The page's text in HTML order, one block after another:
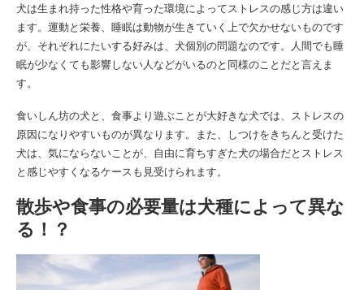
犬は生まれ持った性格や育った環境によってストレスの感じ方は違い
ます。運動と栄養、睡眠は動物が生きていく上で欠かせないものです
が、それぞれにたいする好みは、犬個別の問題なのです。人間でも睡
眠が少なくても影響しない人などがいるのと同様のことだと言えま
す。
食いしん坊の犬と、食事より遊ぶことが大好きな犬では、ストレスの
原因になりやすいものが異なります。また、しつけをきちんと受けた
犬は、気にならないことが、自由に育ちすぎた犬の場合だとストレス
と感じやすくなるケースも見受けられます。
散歩や食事の必要量は犬種によって異な
る！？